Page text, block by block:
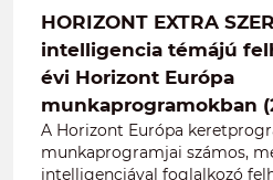
HORIZONT EXTRA
intelligencia témájú
évi Horizont Európa
munkaprogramokban
A Horizont Európa
munkaprogramjai számos,
intelligenciával foglalkozó